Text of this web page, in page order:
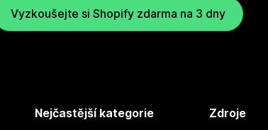
Vyzkoušejte si Shopify zdarma na 3 dny
Nejčastější kategorie Zdroje